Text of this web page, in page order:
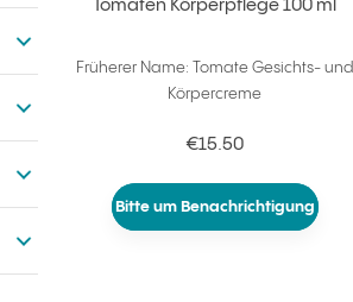
Tomaten Körperpflege 100 ml
Früherer Name: Tomate Gesichts- und
Körpercreme
€15.50
Bitte um Benachrichtigung